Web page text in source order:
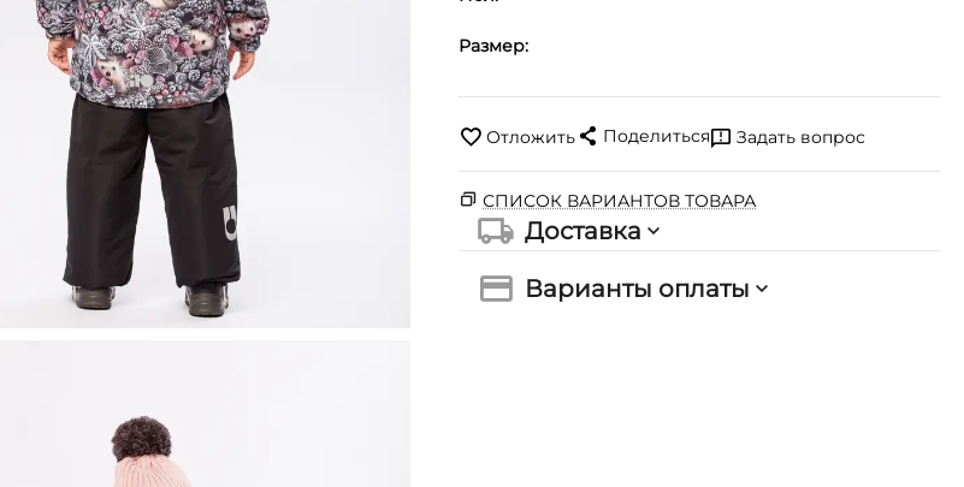
Размер:
Отложить Поделиться Задать вопрос
СПИСОК ВАРИАНТОВ ТОВАРА
Доставка
Варианты оплаты